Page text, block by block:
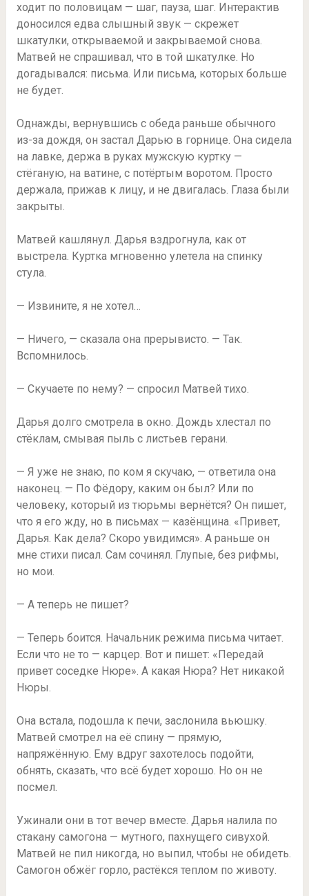
ходит по половицам — шаг, пауза, шаг. Интерактив
доносился едва слышный звук — скрежет
шкатулки, открываемой и закрываемой снова.
Матвей не спрашивал, что в той шкатулке. Но
догадывался: письма. Или письма, которых больше
не будет.
Однажды, вернувшись с обеда раньше обычного
из-за дождя, он застал Дарью в горнице. Она сидела
на лавке, держа в руках мужскую куртку —
стёганую, на ватине, с потёртым воротом. Просто
держала, прижав к лицу, и не двигалась. Глаза были
закрыты.
Матвей кашлянул. Дарья вздрогнула, как от
выстрела. Куртка мгновенно улетела на спинку
стула.
— Извините, я не хотел…
— Ничего, — сказала она прерывисто. — Так.
Вспомнилось.
— Скучаете по нему? — спросил Матвей тихо.
Дарья долго смотрела в окно. Дождь хлестал по
стёклам, смывая пыль с листьев герани.
— Я уже не знаю, по ком я скучаю, — ответила она
наконец. — По Фёдору, каким он был? Или по
человеку, который из тюрьмы вернётся? Он пишет,
что я его жду, но в письмах — казёнщина. «Привет,
Дарья. Как дела? Скоро увидимся». А раньше он
мне стихи писал. Сам сочинял. Глупые, без рифмы,
но мои.
— А теперь не пишет?
— Теперь боится. Начальник режима письма читает.
Если что не то — карцер. Вот и пишет: «Передай
привет соседке Нюре». А какая Нюра? Нет никакой
Нюры.
Она встала, подошла к печи, заслонила вьюшку.
Матвей смотрел на её спину — прямую,
напряжённую. Ему вдруг захотелось подойти,
обнять, сказать, что всё будет хорошо. Но он не
посмел.
Ужинали они в тот вечер вместе. Дарья налила по
стакану самогона — мутного, пахнущего сивухой.
Матвей не пил никогда, но выпил, чтобы не обидеть.
Самогон обжёг горло, растёкся теплом по животу.